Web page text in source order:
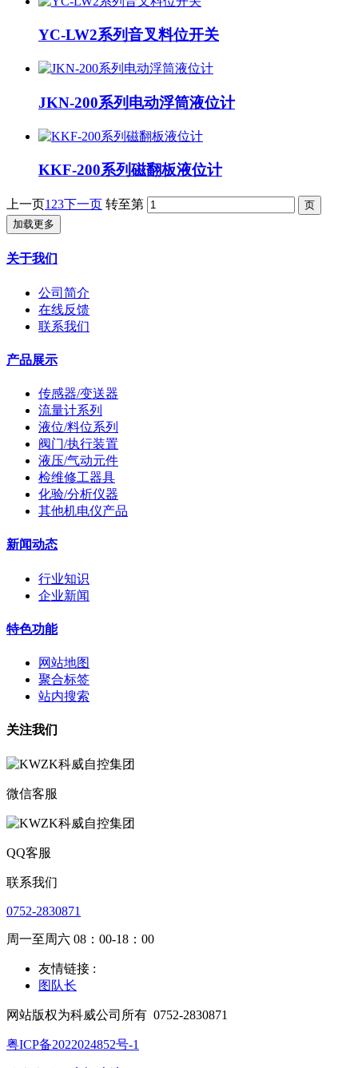
YC-LW2系列音叉料位开关
JKN-200系列电动浮筒液位计
KKF-200系列磁翻板液位计
上一页1 23下一页 转至第
加载更多
关于我们
公司简介
在线反馈
联系我们
产品展示
传感器/变送器
流量计系列
液位/料位系列
阀门/执行装置
液压/气动元件
检维修工器具
化验/分析仪器
其他机电仪产品
新闻动态
行业知识
企业新闻
特色功能
网站地图
聚合标签
站内搜索
关注我们
微信客服
QQ客服
联系我们
0752-2830871
周一至周六 08：00-18：00
友情链接 :
图队长
网站版权为科威公司所有 0752-2830871
粤ICP备2022024852号-1